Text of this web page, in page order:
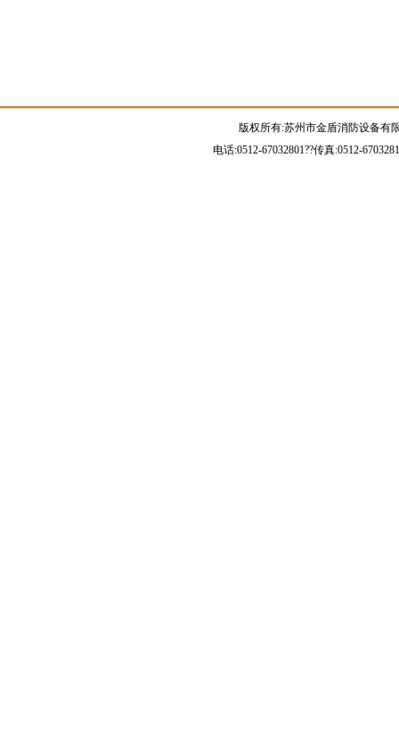
版权所有:苏州市金盾消防设备有
电话:0512-67032801??传真:0512-